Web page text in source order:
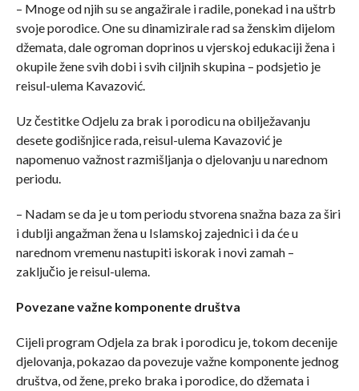
– Mnoge od njih su se angažirale i radile, ponekad i na uštrb
svoje porodice. One su dinamizirale rad sa ženskim dijelom
džemata, dale ogroman doprinos u vjerskoj edukaciji žena i
okupile žene svih dobi i svih ciljnih skupina – podsjetio je
reisul-ulema Kavazović.
Uz čestitke Odjelu za brak i porodicu na obilježavanju
desete godišnjice rada, reisul-ulema Kavazović je
napomenuo važnost razmišljanja o djelovanju u narednom
periodu.
– Nadam se da je u tom periodu stvorena snažna baza za širi
i dublji angažman žena u Islamskoj zajednici i da će u
narednom vremenu nastupiti iskorak i novi zamah –
zaključio je reisul-ulema.
Povezane važne komponente društva
Cijeli program Odjela za brak i porodicu je, tokom decenije
djelovanja, pokazao da povezuje važne komponente jednog
društva, od žene, preko braka i porodice, do džemata i